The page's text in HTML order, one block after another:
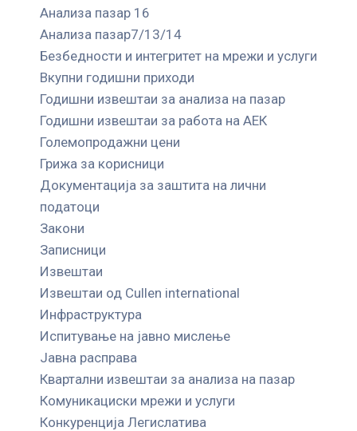
Анализа пазар 16
Анализа пазар7/13/14
Безбедности и интегритет на мрежи и услуги
Вкупни годишни приходи
Годишни извештаи за анализа на пазар
Годишни извештаи за работа на АЕК
Големопродажни цени
Грижа за корисници
Документација за заштита на лични
податоци
Закони
Записници
Извештаи
Извештаи од Cullen international
Инфраструктура
Испитување на јавно мислење
Јавна расправа
Квартални извештаи за анализа на пазар
Комуникациски мрежи и услуги
Конкуренција Легислатива